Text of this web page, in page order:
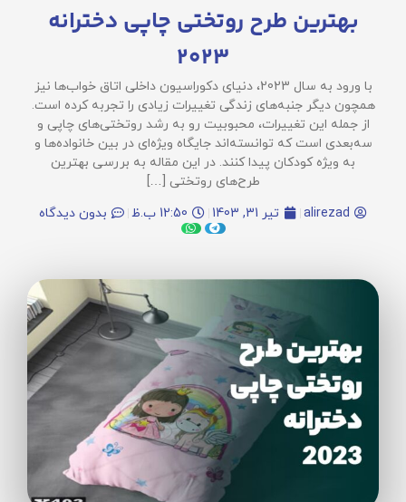
بهترین طرح روتختی چاپی دخترانه
2023
با ورود به سال 2023، دنیای دکوراسیون داخلی اتاق خواب‌ها نیز
همچون دیگر جنبه‌های زندگی تغییرات زیادی را تجربه کرده است.
از جمله این تغییرات، محبوبیت رو به رشد روتختی‌های چاپی و
سه‌بعدی است که توانسته‌اند جایگاه ویژه‌ای در بین خانواده‌ها و
به ویژه کودکان پیدا کنند. در این مقاله به بررسی بهترین
طرح‌های روتختی […]
alirezad
تیر 31, 1403 12:50 ب.ظ بدون دیدگاه